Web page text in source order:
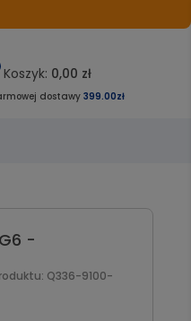
dostawy399.00zł
Koszyk: 0,00 zł
-
Q336-9100-